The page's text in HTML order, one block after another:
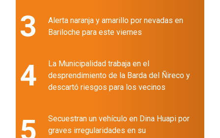
3
Alerta naranja y amarillo por nevadas en
Bariloche para este viernes
4
La Municipalidad trabaja en el
desprendimiento de la Barda del Ñireco y
descartó riesgos para los vecinos
5
Secuestran un vehículo en Dina Huapi por
graves irregularidades en su